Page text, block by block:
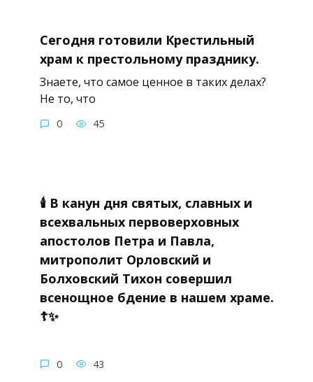
Сегодня готовили Крестильный
храм к престольному празднику.
Знаете, что самое ценное в таких делах?
Не то, что
0 45
🕯 В канун дня святых, славных и
всехвальных первоверховных
апостолов Петра и Павла,
митрополит Орловский и
Болховский Тихон совершил
всенощное бдение в нашем храме.
☦✨
0 43